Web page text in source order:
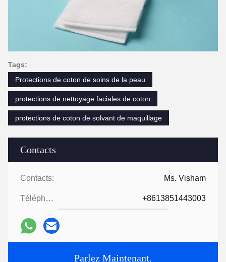
Contacts
Contacts: Ms. Visham
Téléphone: +8613851443003
Parlez Maintenant.
Tags:
Protections de coton de soins de la peau
protections de nettoyage faciales de coton
protections de coton de solvant de maquillage